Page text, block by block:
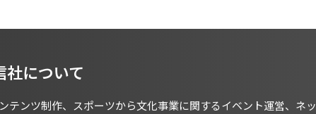
社について
ンツ制作、スポーツから文化事業に関するイベント運営、ネッ